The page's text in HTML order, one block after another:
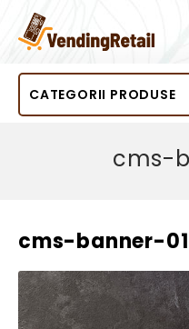
CATEGORII PRODUSE
cms-
cms-banner-01